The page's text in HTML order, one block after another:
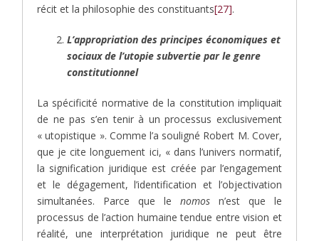
récit et la philosophie des constituants[27].
L’appropriation des principes économiques et
sociaux de l’utopie subvertie par le genre
constitutionnel
La spécificité normative de la constitution impliquait
de ne pas s’en tenir à un processus exclusivement
« utopistique ». Comme l’a souligné Robert M. Cover,
que je cite longuement ici, « dans l’univers normatif,
la signification juridique est créée par l’engagement
et le dégagement, l’identification et l’objectivation
simultanées. Parce que le nomosn’est que le
processus de l’action humaine tendue entre vision et
réalité, une interprétation juridique ne peut être